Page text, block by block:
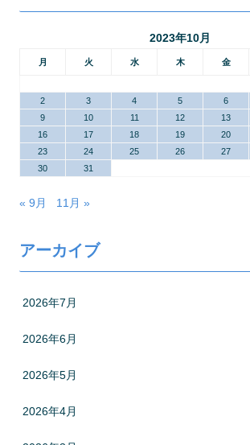
2023年10月
月 火 水 木 金
2
3 4 5 6
9
10 11 12 13
16
17 18 19 20
23
24 25 26 27
30
31
« 9月 11月 »
アーカイブ
2026年7月
2026年6月
2026年5月
2026年4月